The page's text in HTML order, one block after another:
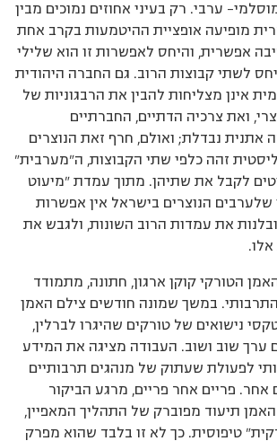
ערבי. רק בעיני אחוזים נמוכים מבין
מופיעה אופציית ההיטמעות בקרב אחת
אפשרית, והיחס לאפשרות זו הוא שלילי
לשתי קבוצות הרוב. גם החברה היהודית
אינן מצליחות להבין את הרבגוניות של
ואת צרכיה הדתיים, החברתיים
אתנית נבדלת; ואולם, חרף זאת הנוצרים
זהה כלפי שתי הקבוצות, ה”מערבית”
לקבל את שתיהן. מתוך עמדת ”מיעוט
שלערבים הנוצרים בישראל אין אפשרות
את עמדות הרוב השונות, ולגבש את
הטורקי קוקן ארגון, חתונה, מתמודד
במשך שמונה חודשים צילם האמן
נישואים של טורקים שהיגרו לברלין,
ערך שוב ושוב. העבודה מציגה את המידע
לפעולת שעתוק של מנהגים תרבותיים
פריים אחר פריים, מרגע הביקור
האמן תיעוד מפוברק של התהליך המאפיין,
טיפוסית. כך לא זו בלבד שהוא מפרק